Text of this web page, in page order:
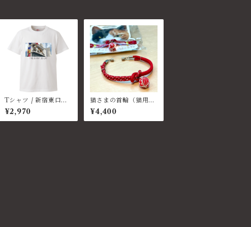
Tシャツ / 新宿東口の
猫
¥2,970
猫さまの首輪（猫用首
輪）
¥4,400